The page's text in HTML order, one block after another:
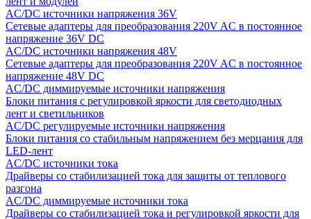
AC/DC источники напряжения 36V
Сетевые адаптеры для преобразования 220V AC в постоянное
напряжение 36V DC
AC/DC источники напряжения 48V
Сетевые адаптеры для преобразования 220V AC в постоянное
напряжение 48V DC
AC/DC диммируемые источники напряжения
Блоки питания с регулировкой яркости для светодиодных
лент и светильников
AC/DC регулируемые источники напряжения
Блоки питания со стабильным напряжением без мерцания для
LED-лент
AC/DC источники тока
Драйверы со стабилизацией тока для защиты от теплового
разгона
AC/DC диммируемые источники тока
Драйверы со стабилизацией тока и регулировкой яркости для